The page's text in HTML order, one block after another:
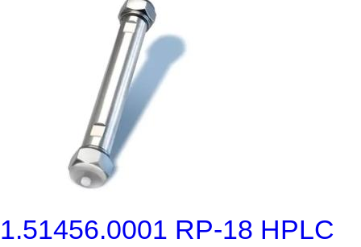
1.51456.0001 RP-18 HPLC